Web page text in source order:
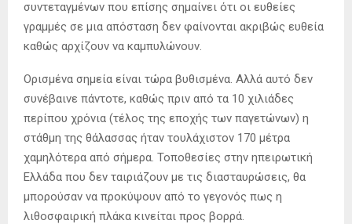
συντεταγμένων που επίσης σημαίνει ότι οι ευθείες
γραμμές σε μια απόσταση δεν φαίνονται ακριβώς ευθεία
καθώς αρχίζουν να καμπυλώνουν.
Ορισμένα σημεία είναι τώρα βυθισμένα. Αλλά αυτό δεν
συνέβαινε πάντοτε, καθώς πριν από τα 10 χιλιάδες
περίπου χρόνια (τέλος της εποχής των παγετώνων) η
στάθμη της θάλασσας ήταν τουλάχιστον 170 μέτρα
χαμηλότερα από σήμερα. Τοποθεσίες στην ηπειρωτική
Ελλάδα που δεν ταιριάζουν με τις διασταυρώσεις, θα
μπορούσαν να προκύψουν από το γεγονός πως η
λιθοσφαιρική πλάκα κινείται προς βορρά.